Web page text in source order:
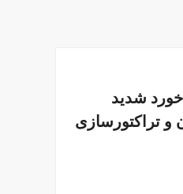
شدید
و تراکتورسازی